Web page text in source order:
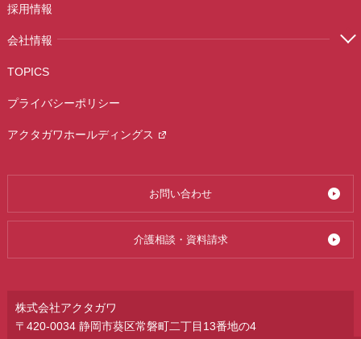
採用情報
会社情報
お問い合わせ
TOPICS
介護相談・資料請求
プライバシーポリシー
アクタガワホールディングス
株式会社アクタガワ
〒420-0034 静岡市葵区常磐町二丁目13番地の4